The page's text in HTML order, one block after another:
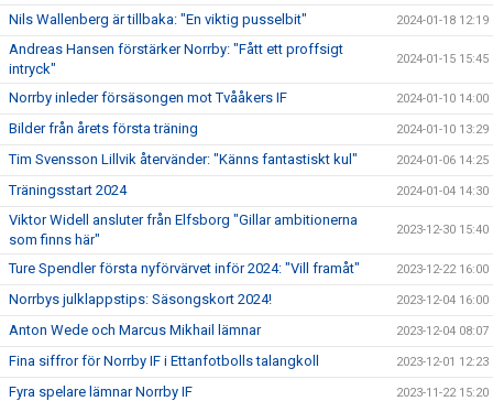
Nils Wallenberg är tillbaka: "En viktig pusselbit" 2024-01-18 12:19
Andreas Hansen förstärker Norrby: "Fått ett proffsigt
intryck"
2024-01-15 15:45
Norrby inleder försäsongen mot Tvååkers IF 2024-01-10 14:00
Bilder från årets första träning 2024-01-10 13:29
Tim Svensson Lillvik återvänder: "Känns fantastiskt kul" 2024-01-06 14:25
Träningsstart 2024 2024-01-04 14:30
Viktor Widell ansluter från Elfsborg "Gillar ambitionerna
som finns här"
2023-12-30 15:40
Ture Spendler första nyförvärvet inför 2024: "Vill framåt" 2023-12-22 16:00
Norrbys julklappstips: Säsongskort 2024! 2023-12-04 16:00
Anton Wede och Marcus Mikhail lämnar 2023-12-04 08:07
Fina siffror för Norrby IF i Ettanfotbolls talangkoll 2023-12-01 12:23
Fyra spelare lämnar Norrby IF 2023-11-22 15:20